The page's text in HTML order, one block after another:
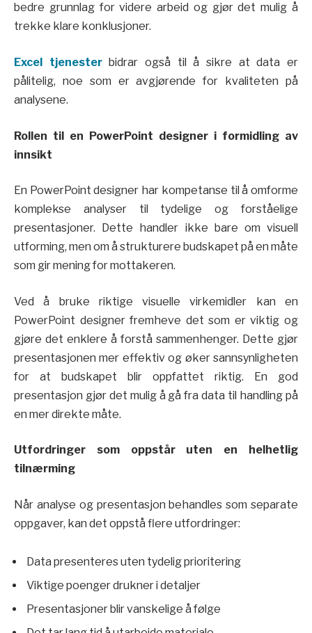
bedre grunnlag for videre arbeid og gjør det mulig å
trekke klare konklusjoner.
Excel tjenesterbidrar også til å sikre at data er
pålitelig, noe som er avgjørende for kvaliteten på
analysene.
Rollen til en PowerPoint designer i formidling av
innsikt
En PowerPoint designer har kompetanse til å omforme
komplekse analyser til tydelige og forståelige
presentasjoner. Dette handler ikke bare om visuell
utforming, men om å strukturere budskapet på en måte
som gir mening for mottakeren.
Ved å bruke riktige visuelle virkemidler kan en
PowerPoint designer fremheve det som er viktig og
gjøre det enklere å forstå sammenhenger. Dette gjør
presentasjonen mer effektiv og øker sannsynligheten
for at budskapet blir oppfattet riktig. En god
presentasjon gjør det mulig å gå fra data til handling på
en mer direkte måte.
Utfordringer som oppstår uten en helhetlig
tilnærming
Når analyse og presentasjon behandles som separate
oppgaver, kan det oppstå flere utfordringer:
Data presenteres uten tydelig prioritering
Viktige poenger drukner i detaljer
Presentasjoner blir vanskelige å følge